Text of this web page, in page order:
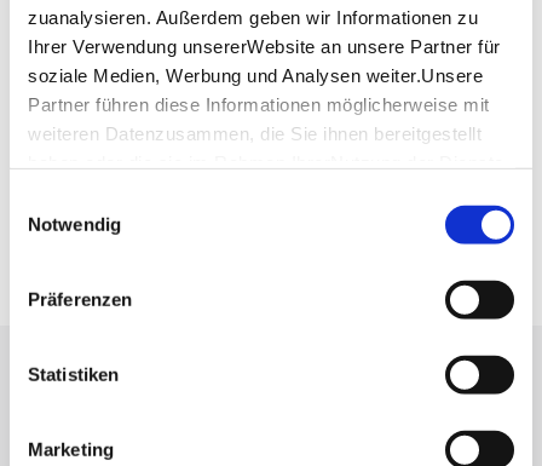
zuanalysieren. Außerdem geben wir Informationen zu
Ihrer Verwendung unsererWebsite an unsere Partner für
soziale Medien, Werbung und Analysen weiter.Unsere
Partner führen diese Informationen möglicherweise mit
weiteren Datenzusammen, die Sie ihnen bereitgestellt
Impressum
Notwendig
Präferenzen
Statistiken
Marketing
Planen Sie Ihre Anreise
Verkehrs- und Tarifverbund Stuttgart GmbH
Google Maps
Lassen Sie sich inspirieren!
Mit unserem Newsletter bleiben Sie zu Events,